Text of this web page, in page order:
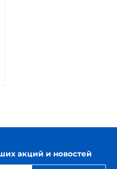
акций и новостей